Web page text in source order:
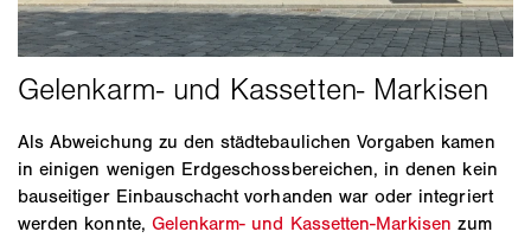
Als Abweichung zu den städtebaulichen Vorgaben kamen
in einigen wenigen Erdgeschossbereichen, in denen kein
bauseitiger Einbauschacht vorhanden war oder integriert
werden konnte, Gelenkarm- und Kassetten-Markisen zum